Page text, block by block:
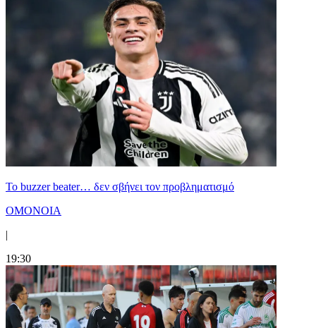
Το buzzer beater… δεν σβήνει τoν προβληματισμό
ΟΜΟΝΟΙΑ
|
19:30